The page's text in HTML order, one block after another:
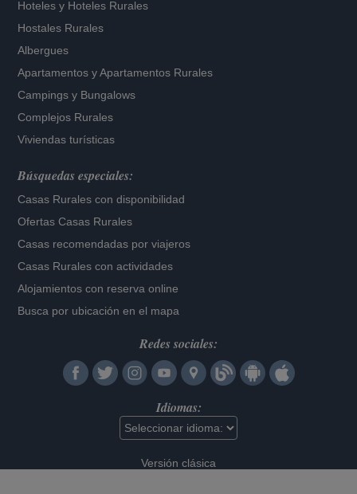
Hoteles y Hoteles Rurales
Hostales Rurales
Albergues
Apartamentos yApartamentos Rurales
Campings y Bungalows
Complejos Rurales
Viviendas turísticas
Búsquedas especiales:
Casas Rurales con disponibilidad
Ofertas Casas Rurales
Casas recomendadas por viajeros
Casas Rurales con actividades
Alojamientos con reserva online
Busca por ubicación en el mapa
Redes sociales:
Idiomas:
Versión clásica